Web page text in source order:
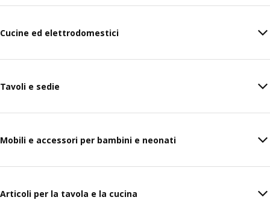
Cucine ed elettrodomestici
Tavoli e sedie
Mobili e accessori per bambini e neonati
Articoli per la tavola e la cucina